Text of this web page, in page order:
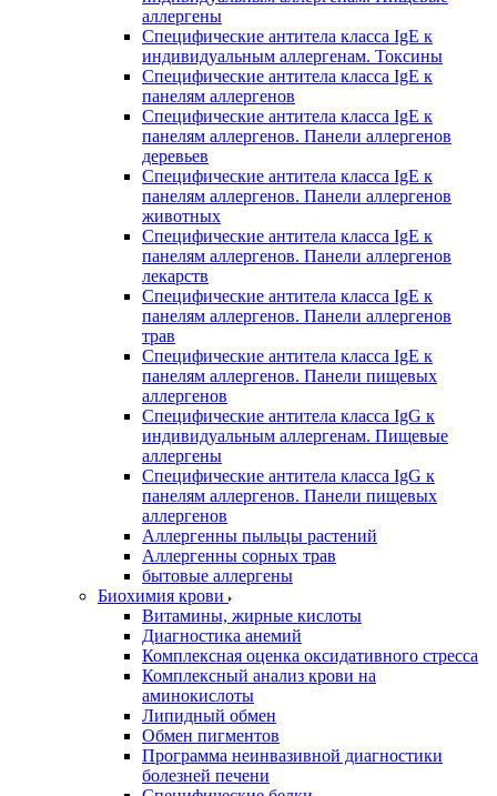
аллергены
Специфические антитела класса IgE к
индивидуальным аллергенам. Токсины
Специфические антитела класса IgE к
панелям аллергенов
Специфические антитела класса IgE к
панелям аллергенов. Панели аллергенов
деревьев
Специфические антитела класса IgE к
панелям аллергенов. Панели аллергенов
животных
Специфические антитела класса IgE к
панелям аллергенов. Панели аллергенов
лекарств
Специфические антитела класса IgE к
панелям аллергенов. Панели аллергенов
трав
Специфические антитела класса IgE к
панелям аллергенов. Панели пищевых
аллергенов
Специфические антитела класса IgG к
индивидуальным аллергенам. Пищевые
аллергены
Специфические антитела класса IgG к
панелям аллергенов. Панели пищевых
аллергенов
Аллергенны пыльцы растений
Аллергенны сорных трав
бытовые аллергены
Биохимия крови
Витамины, жирные кислоты
Диагностика анемий
Комплексная оценка оксидативного стресса
Комплексный анализ крови на
аминокислоты
Липидный обмен
Обмен пигментов
Программа неинвазивной диагностики
болезней печени